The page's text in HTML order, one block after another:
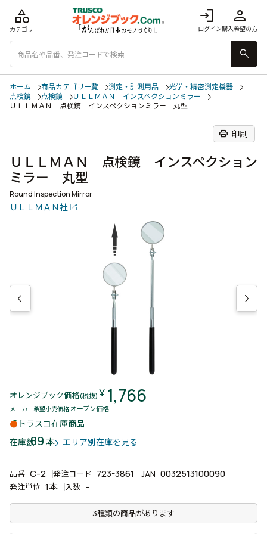
login
ログイン
person
購入希望の方
category
カテゴリ
search
ホーム 商品カテゴリ一覧 測定・計測用品
光学・精密測定機器
点検鏡
点検鏡
ＵＬＬＭＡＮ インスペクションミラー
ＵＬＬＭＡＮ 点検鏡 インスペクションミラー 丸型
print 印刷
ＵＬＬＭＡＮ 点検鏡 インスペクション
ミラー 丸型
Round Inspection Mirror
ＵＬＬＭＡＮ社
オレンジブック価格(税抜) ￥ 1,766
メーカー希望小売価格 オープン価格
トラスコ在庫商品
在庫数89本 エリア別在庫を見る
品番 C-2 発注コード 723-3861 JAN 0032513100090
発注単位 1本 入数 -
3種類の商品があります